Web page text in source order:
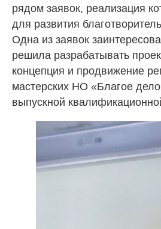
рядом заявок, реализация
для развития
Одна из заявок
решила разрабатывать
концепция и продвижение
мастерских НО «Благое
выпускной